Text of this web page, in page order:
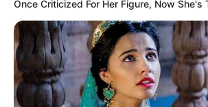
Pills For These 4x Stronger Pills
MEDVI
Once Criticized For Her Figure, Now She's